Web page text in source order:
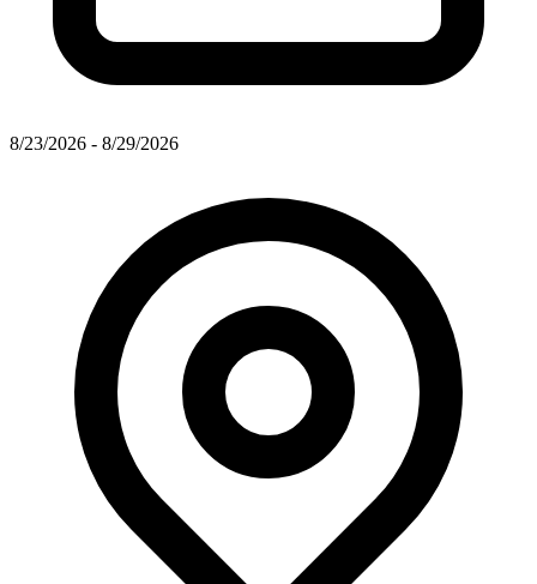
8/23/2026 - 8/29/2026